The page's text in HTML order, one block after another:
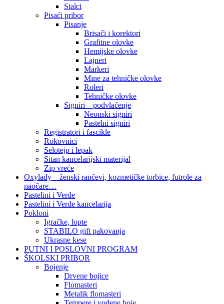
Stalci
Pisaći pribor
Pisanje
Brisači i korektori
Grafitne olovke
Hemijske olovke
Lajneri
Markeri
Mine za tehničke olovke
Roleri
Tehničke olovke
Signiri – podvlačenje
Neonski signiri
Pastelni signiri
Registratori i fascikle
Rokovnici
Selotejp i lepak
Sitan kancelarijski materijal
Zip vreće
Oxylady – ženski rančevi, kozmetičke torbice, futrole za
naočare…
Pastelini i Verde
Pastelini i Verde kancelarija
Pokloni
Igračke, lopte
STABILO gift pakovanja
Ukrasne kese
PUTNI I POSLOVNI PROGRAM
ŠKOLSKI PRIBOR
Bojenje
Drvene bojice
Flomasteri
Metalik flomasteri